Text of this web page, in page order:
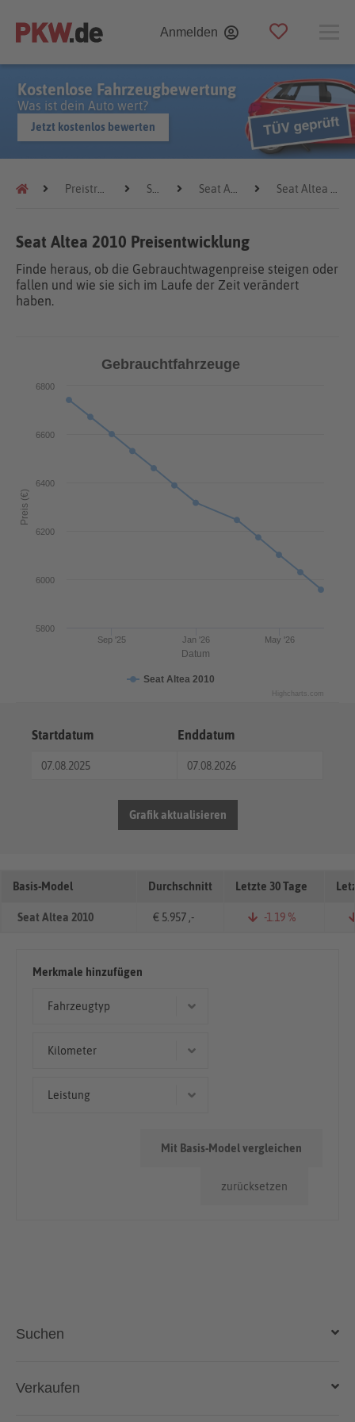
Anmelden
Kostenlose Fahrzeugbewertung
Was ist dein Auto wert?
Jetzt kostenlos bewerten
Preistrends Seat Seat Altea Seat Altea 2010
Seat Altea 2010 Preisentwicklung
Finde heraus, ob die Gebrauchtwagenpreise steigen oder
fallen und wie sie sich im Laufe der Zeit verändert
haben.
Datum
Preis (€)
Gebrauchtfahrzeuge
Seat Altea 2010
Jan '26
Sep '25 May '26
5800
6000
6200
6400
6600
6800
Highcharts.com
Startdatum Enddatum
Grafik aktualisieren
Basis-Model Durchschnitt Letzte 30 Tage
Seat Altea 2010 € 5.957 ,- -1.19 %
Merkmale hinzufügen
Fahrzeugtyp
Kilometer
Leistung
zurücksetzen
Mit Basis-Model vergleichen
Suchen
Auto kaufen
Verkaufen